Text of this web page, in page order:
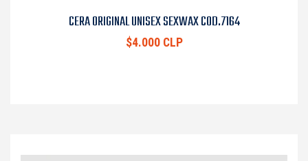
CERA ORIGINAL UNISEX SEXWAX COD.7164
$4.000 CLP